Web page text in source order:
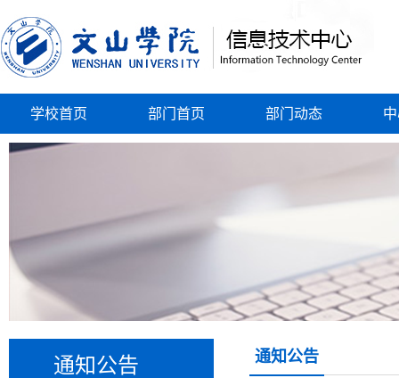
学校首页 部门首页 部门动态
通知公告 通知公告